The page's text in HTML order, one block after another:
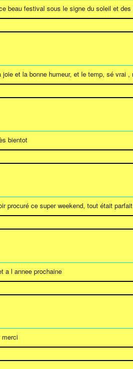
beau festival sous le signe du soleil et
et la bonne humeur, et le temp, sé vrai
bientot
procuré ce super weekend, tout était
a l annee prochaine
merci